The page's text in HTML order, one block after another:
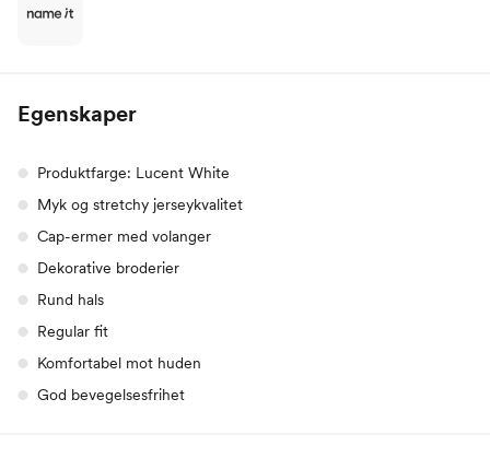
Egenskaper
Produktfarge: Lucent White
Myk og stretchy jerseykvalitet
Cap-ermer med volanger
Dekorative broderier
Rund hals
Regular fit
Komfortabel mot huden
God bevegelsesfrihet